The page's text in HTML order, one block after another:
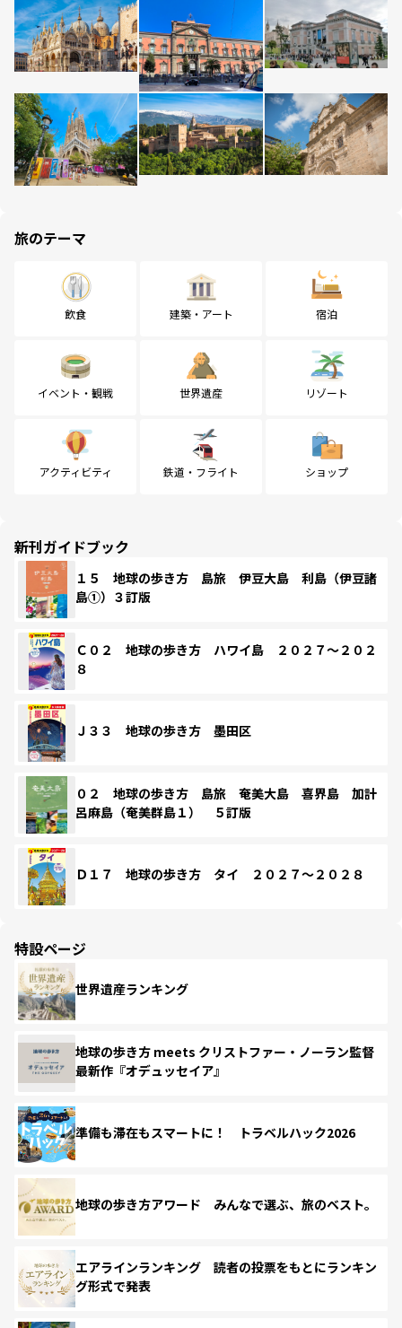
旅のテーマ
飲食 建築・アート 宿泊
イベント・観戦 世界遺産 リゾート
アクティビティ 鉄道・フライト ショップ
新刊ガイドブック
１５ 地球の歩き方 島旅 伊豆大島 利島（伊豆諸
島①）３訂版
Ｃ０２ 地球の歩き方 ハワイ島 ２０２７～２０２
８
Ｊ３３ 地球の歩き方 墨田区
０２ 地球の歩き方 島旅 奄美大島 喜界島 加計
呂麻島（奄美群島１） ５訂版
Ｄ１７ 地球の歩き方 タイ ２０２７～２０２８
特設ページ
世界遺産ランキング
地球の歩き方 meets クリストファー・ノーラン監督
最新作『オデュッセイア』
準備も滞在もスマートに！ トラベルハック2026
地球の歩き方アワード みんなで選ぶ、旅のベスト。
エアラインランキング 読者の投票をもとにランキン
グ形式で発表